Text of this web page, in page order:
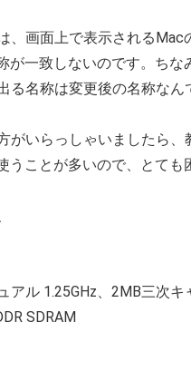
、画面上で表示される
が一致しないのです。ち
る名称は変更後の名称なん
がいらっしゃいましたら
うことが多いので、とても
アル 1.25GHz、2MB三次
SDRAM